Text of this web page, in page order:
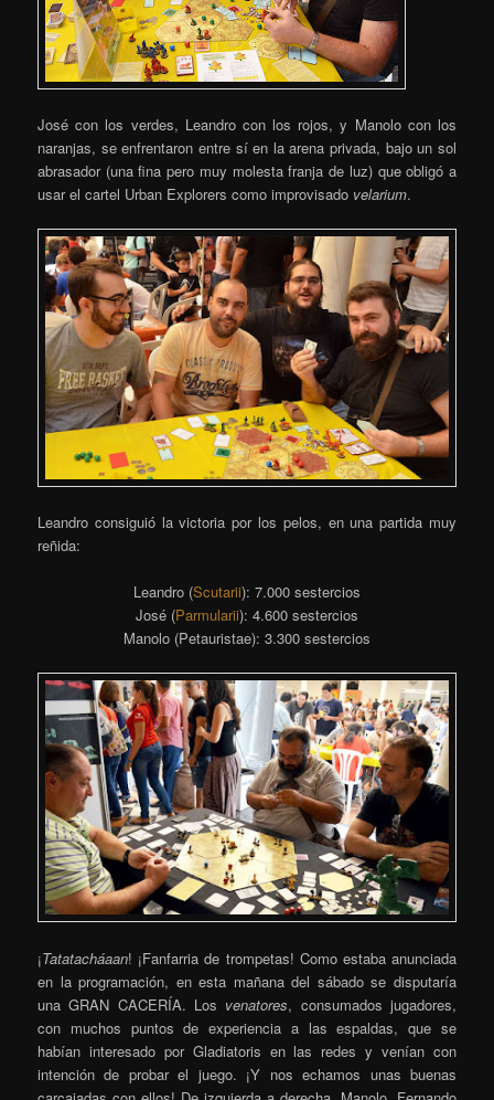
José con los verdes, Leandro con los rojos, y Manolo con los
naranjas, se enfrentaron entre sí en la arena privada, bajo un sol
abrasador (una fina pero muy molesta franja de luz) que obligó a
usar el cartel Urban Explorers como improvisado velarium.
Leandro consiguió la victoria por los pelos, en una partida muy
reñida:
Leandro (Scutarii): 7.000 sestercios
José (Parmularii): 4.600 sestercios
Manolo (Petauristae): 3.300 sestercios
¡Tatatacháaan! ¡Fanfarria de trompetas! Como estaba anunciada
en la programación, en esta mañana del sábado se disputaría
una GRAN CACERÍA. Los venatores, consumados jugadores,
con muchos puntos de experiencia a las espaldas, que se
habían interesado por Gladiatoris en las redes y venían con
intención de probar el juego. ¡Y nos echamos unas buenas